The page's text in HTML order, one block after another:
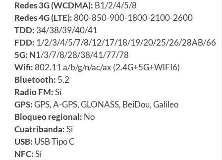
Redes 3G (WCDMA): B1/2/4/5/8
Redes 4G (LTE):800-850-900-1800-2100-2600
TDD: 34/38/39/40/41
FDD: 1/2/3/4/5/7/8/12/17/18/19/20/25/26/28AB/66
5G: N1/3/7/8/28/38/41/77/78
Wifi:802.11 a/b/g/n/ac/ax (2.4G+5G+WIFI6)
Bluetooth: 5.2
Radio FM:Sí
GPS:GPS, A-GPS, GLONASS, BeiDou, Galileo
Bloqueo regional: No
Cuatribanda:Si
USB: USB Tipo C
NFC:Sí